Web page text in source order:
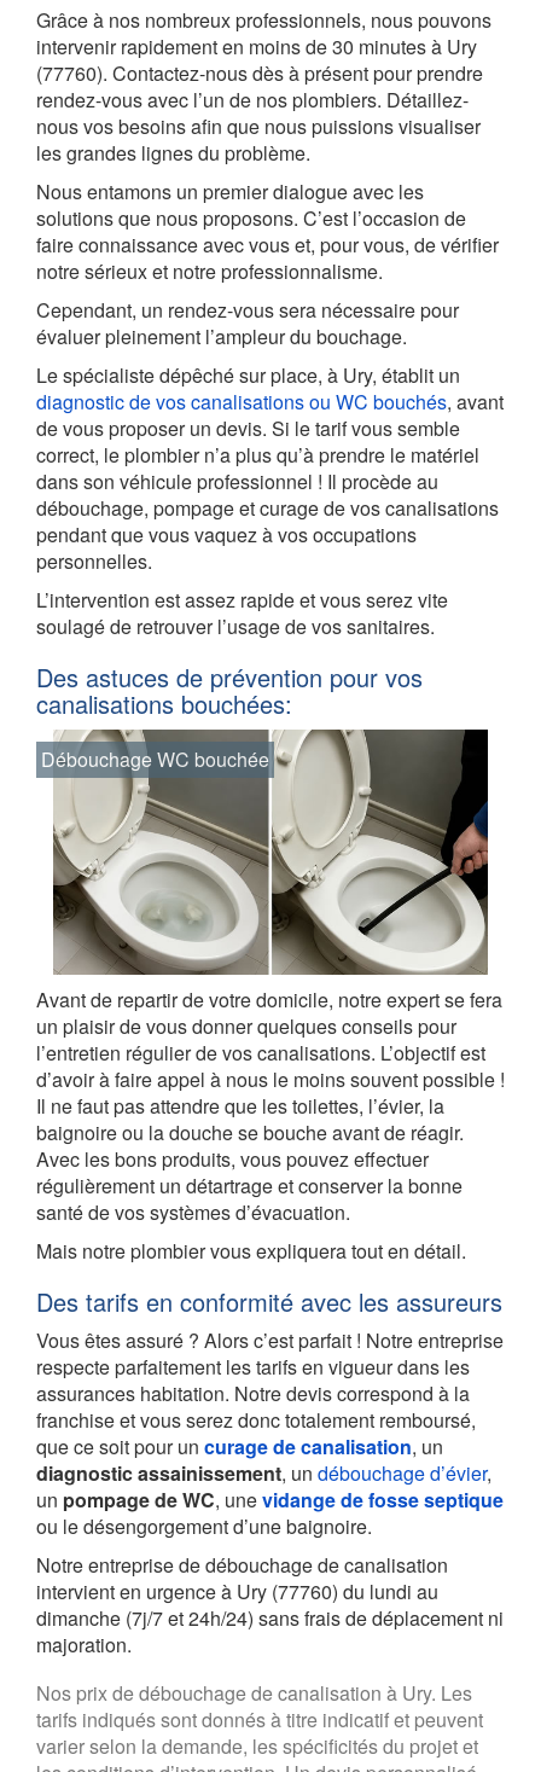
Grâce à nos nombreux professionnels, nous pouvons
intervenir rapidement en moins de 30 minutes à Ury
(77760). Contactez-nous dès à présent pour prendre
rendez-vous avec l’un de nos plombiers. Détaillez-
nous vos besoins afin que nous puissions visualiser
les grandes lignes du problème.
Nous entamons un premier dialogue avec les
solutions que nous proposons. C’est l’occasion de
faire connaissance avec vous et, pour vous, de vérifier
notre sérieux et notre professionnalisme.
Cependant, un rendez-vous sera nécessaire pour
évaluer pleinement l’ampleur du bouchage.
Le spécialiste dépêché sur place, à Ury, établit un
diagnostic de vos canalisations ou WC bouchés, avant
de vous proposer un devis. Si le tarif vous semble
correct, le plombier n’a plus qu’à prendre le matériel
dans son véhicule professionnel ! Il procède au
débouchage, pompage et curage de vos canalisations
pendant que vous vaquez à vos occupations
personnelles.
L’intervention est assez rapide et vous serez vite
soulagé de retrouver l’usage de vos sanitaires.
Des astuces de prévention pour vos
canalisations bouchées:
Débouchage WC bouchée
Avant de repartir de votre domicile, notre expert se fera
un plaisir de vous donner quelques conseils pour
l’entretien régulier de vos canalisations. L’objectif est
d’avoir à faire appel à nous le moins souvent possible !
Il ne faut pas attendre que les toilettes, l’évier, la
baignoire ou la douche se bouche avant de réagir.
Avec les bons produits, vous pouvez effectuer
régulièrement un détartrage et conserver la bonne
santé de vos systèmes d’évacuation.
Mais notre plombier vous expliquera tout en détail.
Des tarifs en conformité avec les assureurs
Vous êtes assuré ? Alors c’est parfait ! Notre entreprise
respecte parfaitement les tarifs en vigueur dans les
assurances habitation. Notre devis correspond à la
franchise et vous serez donc totalement remboursé,
que ce soit pour un curage de canalisation, un
diagnostic assainissement, un débouchage d’évier,
un pompage de WC, unevidange de fosse septique
ou le désengorgement d’une baignoire.
Notre entreprise de débouchage de canalisation
intervient en urgence à Ury (77760) du lundi au
dimanche (7j/7 et 24h/24) sans frais de déplacement ni
majoration.
Nos prix de débouchage de canalisation à Ury. Les
tarifs indiqués sont donnés à titre indicatif et peuvent
varier selon la demande, les spécificités du projet et